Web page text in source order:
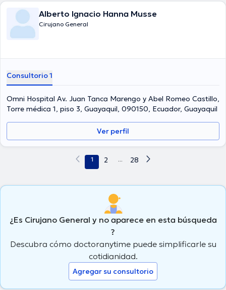
Alberto Ignacio Hanna Musse
Cirujano General
Consultorio 1
Omni Hospital Av. Juan Tanca Marengo y Abel Romeo Castillo,
Torre médica 1, piso 3, Guayaquil, 090150, Ecuador, Guayaquil
Ver perfil
1 2 ... 28
¿Es Cirujano General y no aparece en esta búsqueda
?
Descubra cómo doctoranytime puede simplificarle su
cotidianidad.
Agregar su consultorio